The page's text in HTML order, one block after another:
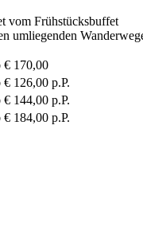
vom Frühstücksbuffet
umliegenden
€ 170,00
€ 126,00 p.P.
€ 144,00 p.P.
€ 184,00 p.P.